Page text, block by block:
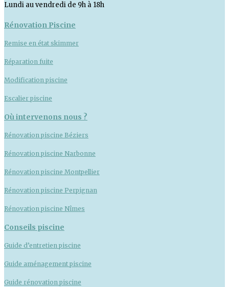
Lundi au vendredi de 9h à 18h
Rénovation Piscine
Remise en état skimmer
Réparation fuite
Modification piscine
Escalier piscine
Où intervenons nous ?
Rénovation piscine Béziers
Rénovation piscine Narbonne
Rénovation piscine Montpellier
Rénovation piscine Perpignan
Rénovation piscine Nîmes
Conseils piscine
Guide d’entretien piscine
Guide aménagement piscine
Guide rénovation piscine